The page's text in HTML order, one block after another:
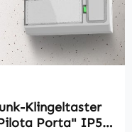
Klingeltaster
Porta" IP55